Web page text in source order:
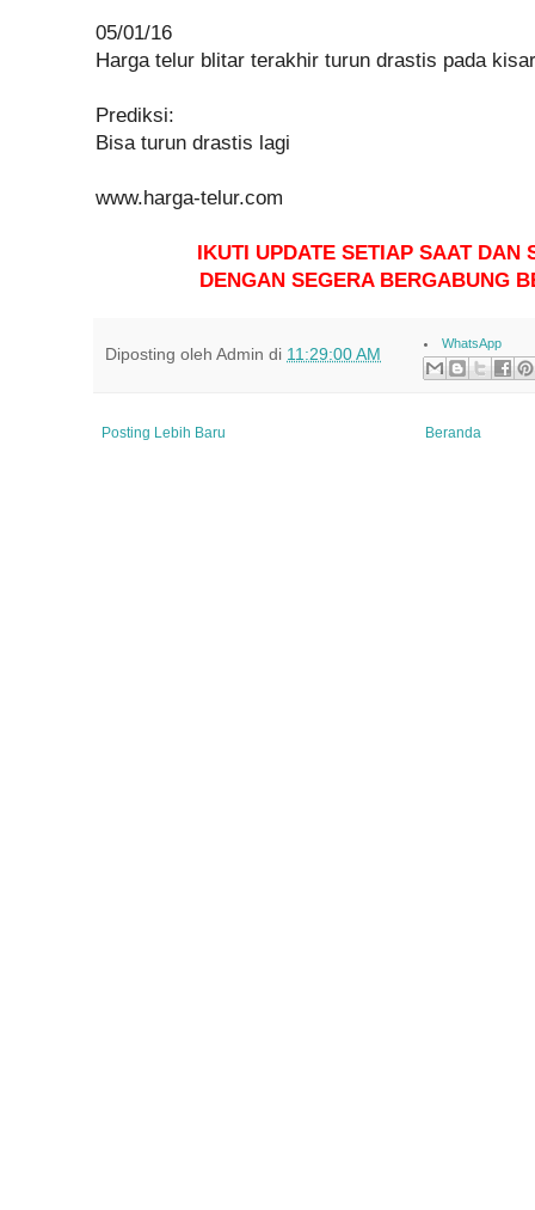
05/01/16
Harga telur blitar terakhir turun drastis pada
Prediksi:
Bisa turun drastis lagi
www.harga-telur.com
IKUTI UPDATE SETIAP SAAT DAN
DENGAN SEGERA BERGABUNG
Diposting oleh Admin di 11:29:00 AM
WhatsApp
Posting Lebih Baru Beranda